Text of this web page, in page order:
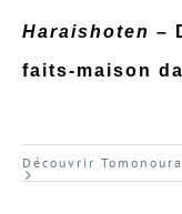
Haraishoten –
faits-maison
Découvrir Tomonoura